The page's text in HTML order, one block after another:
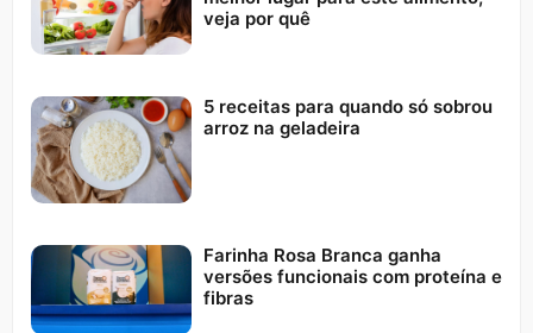
veja por quê
5 receitas para quando só sobrou
arroz na geladeira
Farinha Rosa Branca ganha
versões funcionais com proteína e
fibras